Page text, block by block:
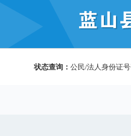
状态查询： 公民/法人身份证